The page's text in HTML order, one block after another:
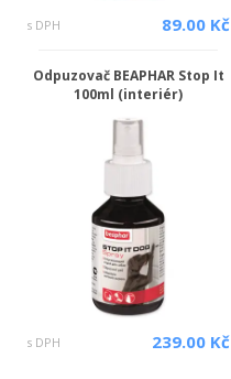
s DPH 89.00 Kč
Odpuzovač BEAPHAR Stop It
100ml (interiér)
s DPH 239.00 Kč